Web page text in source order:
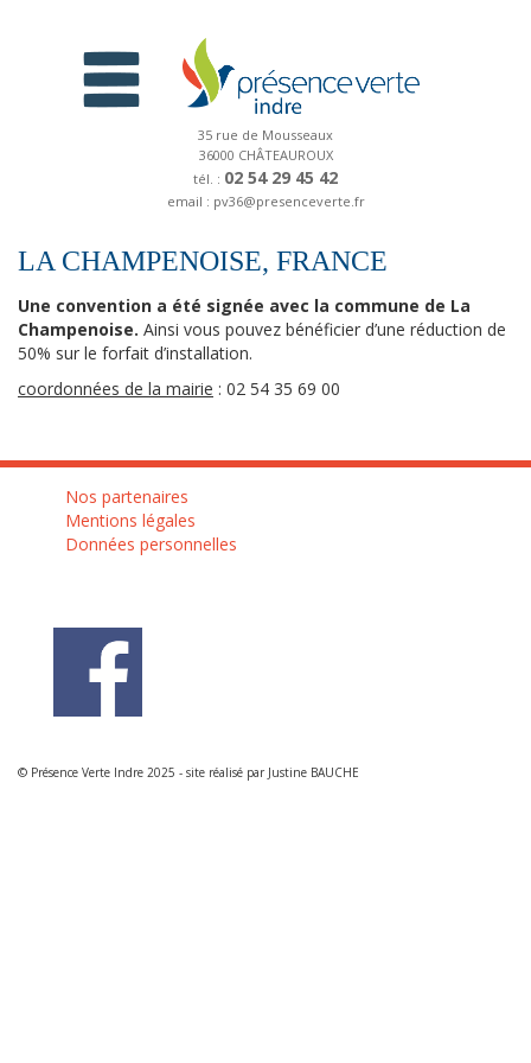
35 rue de Mousseaux
36000 CHÂTEAUROUX
tél. : 02 54 29 45 42
email : pv36@presenceverte.fr
LA CHAMPENOISE, FRANCE
Une convention a été signée avec la commune de La
Champenoise. Ainsi vous pouvez bénéficier d’une réduction de
50% sur le forfait d’installation.
coordonnées de la mairie : 02 54 35 69 00
Nos partenaires
Mentions légales
Données personnelles
© Présence Verte Indre 2025 - site réalisé par Justine BAUCHE